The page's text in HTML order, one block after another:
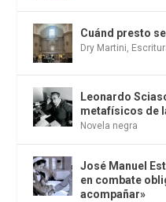
Cuánd presto
Dry Martini
Leonardo
metafísicos de
Novela negra
José Manuel
en combate
acompañar»